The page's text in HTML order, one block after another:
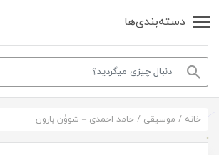
دسته‌بندی‌ها
خانه / موسیقی / حامد احمدی – شووُن بارون